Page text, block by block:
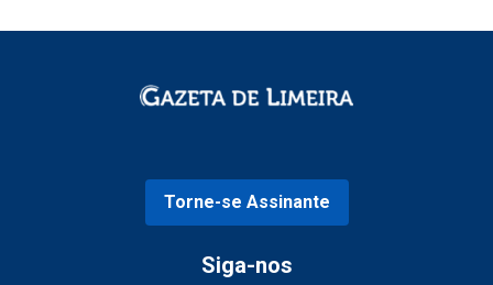
Torne-se Assinante
Siga-nos